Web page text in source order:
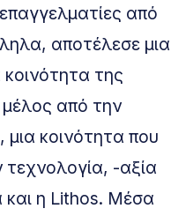
από
αποτέλεσε μια
κοινότητα της
μέλος από την
κοινότητα που
-αξία
και η Lithos. Μέσα